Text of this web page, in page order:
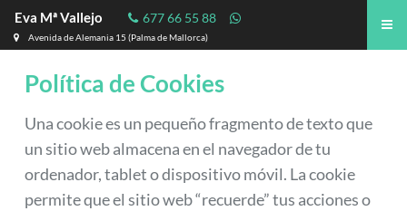
Eva Mª Vallejo 677 66 55 88
Avenida de Alemania 15 (Palma de Mallorca)
Política de Cookies
Una cookie es un pequeño fragmento de texto que
un sitio web almacena en el navegador de tu
ordenador, tablet o dispositivo móvil. La cookie
permite que el sitio web “recuerde” tus acciones o